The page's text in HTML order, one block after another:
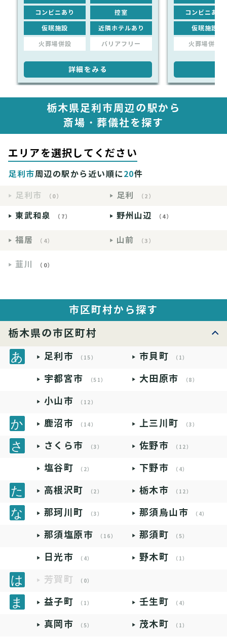
コンビニあり 控室
仮眠施設 近隣ホテルあり
火葬場併設 バリアフリー
詳細をみる
コンビニあり
仮眠施設
火葬場併設
栃木県足利市周辺の駅から
斎場・葬儀社を探す
エリアを選択してください
足利市周辺の駅から近い順に20件
足利市
（0） 足利 （2）
東武和泉 （7） 野州山辺 （4）
福居 （4） 山前 （3）
韮川 （0）
市区町村から探す
栃木県の市区町村
足利市 （15） 市貝町 （1）
宇都宮市 （51） 大田原市 （8）
小山市 （12）
鹿沼市 （14） 上三川町 （3）
さくら市 （3） 佐野市 （12）
塩谷町 （2） 下野市 （4）
高根沢町 （2） 栃木市 （12）
那珂川町 （3） 那須烏山市 （4）
那須塩原市 （16） 那須町 （5）
日光市 （4） 野木町 （1）
芳賀町 （0）
益子町 （1） 壬生町 （4）
真岡市 （5） 茂木町 （1）